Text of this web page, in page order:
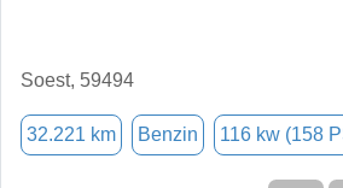
Soest, 59494
32.221 km Benzin 116 kw (158